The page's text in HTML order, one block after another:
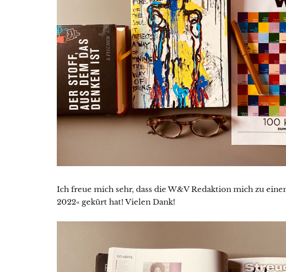
Ich freue mich sehr, dass die W&V Redaktion mich zu
2022« gekürt hat! Vielen Dank!